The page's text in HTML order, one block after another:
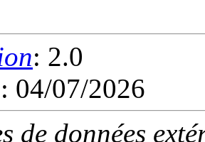
: 2.0
04/07/2026
de données